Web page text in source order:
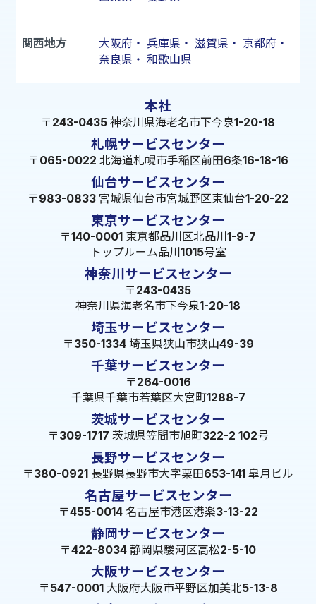
関西地方 大阪府 ・ 兵庫県 ・ 滋賀県 ・ 京都府 ・
奈良県 ・ 和歌山県
本社
〒243-0435 神奈川県海老名市下今泉1-20-18
札幌サービスセンター
〒065-0022 北海道札幌市手稲区前田6条16-18-16
仙台サービスセンター
〒983-0833 宮城県仙台市宮城野区東仙台1-20-22
東京サービスセンター
〒140-0001 東京都品川区北品川1-9-7
トップルーム品川1015号室
神奈川サービスセンター
〒243-0435
神奈川県海老名市下今泉1-20-18
埼玉サービスセンター
〒350-1334 埼玉県狭山市狭山49-39
千葉サービスセンター
〒264-0016
千葉県千葉市若葉区大宮町1288-7
茨城サービスセンター
〒309-1717 茨城県笠間市旭町322-2 102号
長野サービスセンター
〒380-0921 長野県長野市大字栗田653-141 皐月ビル
名古屋サービスセンター
〒455-0014 名古屋市港区港楽3-13-22
静岡サービスセンター
〒422-8034 静岡県駿河区高松2-5-10
大阪サービスセンター
〒547-0001 大阪府大阪市平野区加美北5-13-8